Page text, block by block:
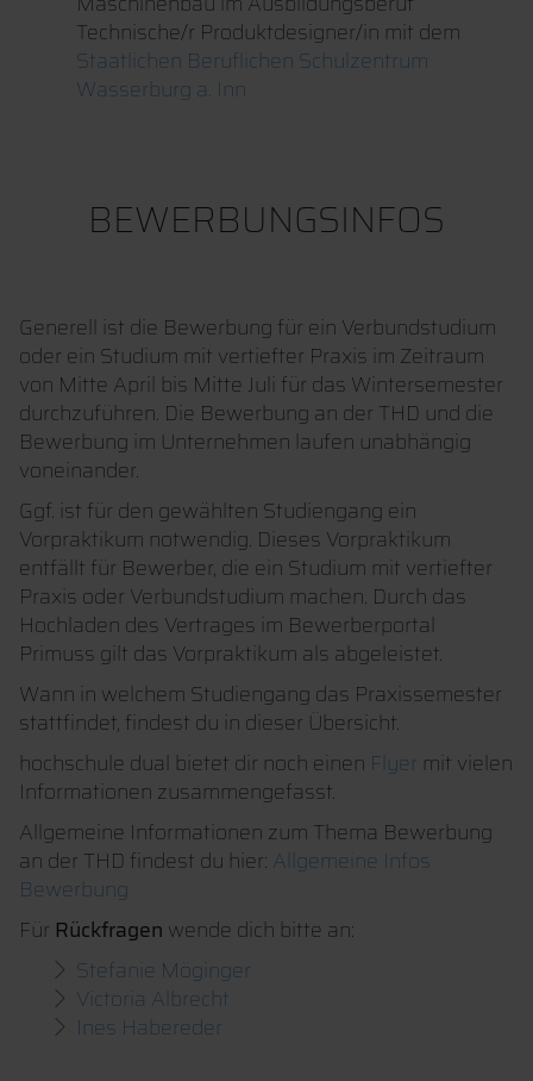
Technische/r Produktdesigner/in mit dem
Staatlichen Beruflichen Schulzentrum
Wasserburg a. Inn
BEWERBUNGSINFOS
Generell ist die Bewerbung für ein Verbundstudium
oder ein Studium mit vertiefter Praxis im Zeitraum
von Mitte April bis Mitte Juli für das Wintersemester
durchzuführen. Die Bewerbung an der THD und die
Bewerbung im Unternehmen laufen unabhängig
voneinander.
Ggf. ist für den gewählten Studiengang ein
Vorpraktikum notwendig. Dieses Vorpraktikum
entfällt für Bewerber, die ein Studium mit vertiefter
Praxis oder Verbundstudium machen. Durch das
Hochladen des Vertrages im Bewerberportal
Primuss gilt das Vorpraktikum als abgeleistet.
Wann in welchem Studiengang das Praxissemester
stattfindet, findest du in dieser Übersicht.
hochschule dual bietet dir noch einen Flyer mit vielen
Informationen zusammengefasst.
Allgemeine Informationen zum Thema Bewerbung
an der THD findest du hier: Allgemeine Infos
Bewerbung
Für Rückfragen wende dich bitte an:
Stefanie Möginger
Victoria Albrecht
Ines Habereder